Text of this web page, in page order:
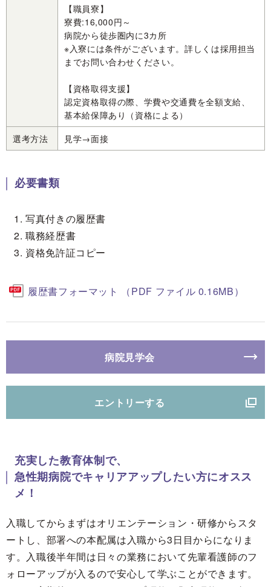
【職員寮】
寮費:16,000円～
病院から徒歩圏内に3カ所
※入寮には条件がございます。詳しくは採用担当
までお問い合わせください。
【資格取得支援】
認定資格取得の際、学費や交通費を全額支給、
基本給保障あり（資格による）
選考方法
見学→面接
必要書類
写真付きの履歴書
職務経歴書
資格免許証コピー
履歴書フォーマット （PDF ファイル 0.16MB）
病院見学会
エントリーする
充実した教育体制で、
急性期病院でキャリアアップしたい方にオスス
メ！
入職してからまずはオリエンテーション・研修からスタ
ートし、部署への本配属は入職から3日目からになりま
す。入職後半年間は日々の業務において先輩看護師のフ
ォローアップが入るので安心して学ぶことができます。